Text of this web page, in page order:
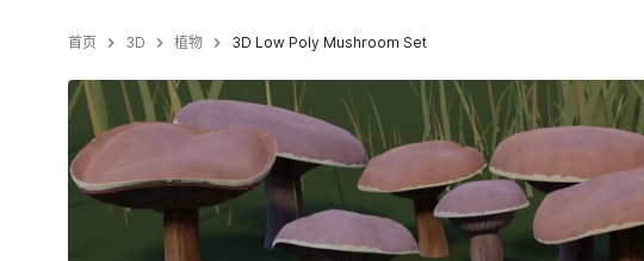
首页 3D 植物 3D Low Poly Mushroom Set
当前幻灯片：1 / 11